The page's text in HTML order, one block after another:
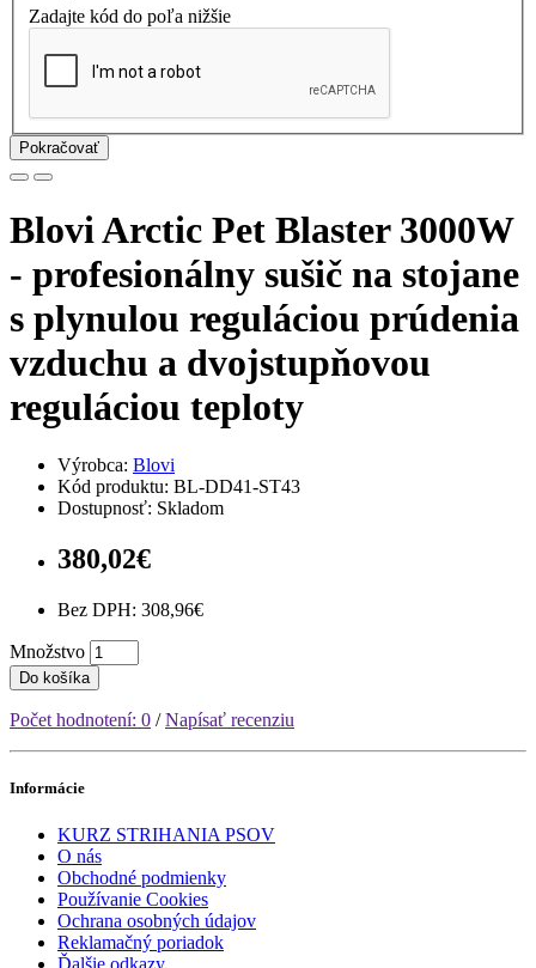
Zadajte kód do poľa nižšie
Pokračovať
Blovi Arctic Pet Blaster 3000W
- profesionálny sušič na stojane
s plynulou reguláciou prúdenia
vzduchu a dvojstupňovou
reguláciou teploty
Výrobca: Blovi
Kód produktu: BL-DD41-ST43
Dostupnosť: Skladom
380,02€
Bez DPH: 308,96€
Množstvo
Do košíka
Počet hodnotení: 0 /Napísať recenziu
Informácie
KURZ STRIHANIA PSOV
O nás
Obchodné podmienky
Používanie Cookies
Ochrana osobných údajov
Reklamačný poriadok